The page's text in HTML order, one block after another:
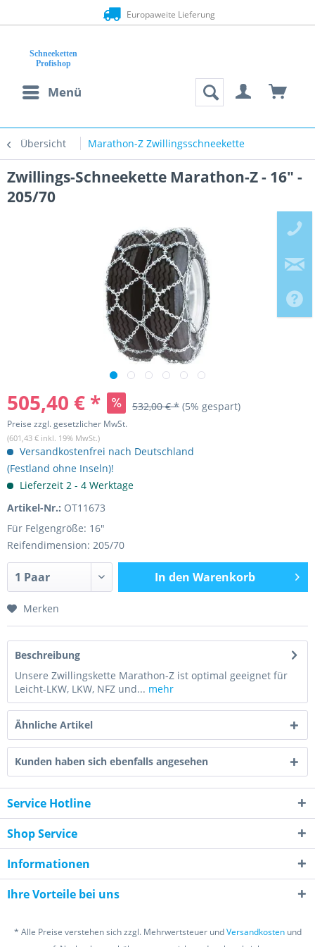
Europaweite Lieferung
Menü
Übersicht Marathon-Z Zwillingsschneekette
Zwillings-Schneekette Marathon-Z - 16" -
205/70
505,40 € * 532,00 € * (5% gespart)
Preise zzgl. gesetzlicher MwSt.
(601,43 € inkl. 19% MwSt.)
Versandkostenfrei nach Deutschland
(Festland ohne Inseln)!
Lieferzeit 2 - 4 Werktage
Artikel-Nr.: OT11673
Für Felgengröße: 16"
Reifendimension: 205/70
In den Warenkorb
Merken
Beschreibung
Unsere Zwillingskette Marathon-Z ist optimal geeignet für
Leicht-LKW, LKW, NFZ und... mehr
Ähnliche Artikel
Kunden haben sich ebenfalls angesehen
Service Hotline
Shop Service
Informationen
Ihre Vorteile bei uns
* Alle Preise verstehen sich zzgl. Mehrwertsteuer undVersandkostenund